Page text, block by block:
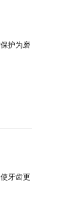
护为磨
牙齿更